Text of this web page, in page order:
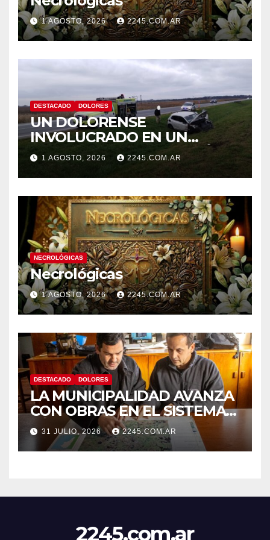
1 AGOSTO, 2026 2245.COM.AR
DESTACADO DOLORES
UN DOLORENSE
INVOLUCRADO EN UN
SINIESTRO QUE TERMINÓ
CON DESPISTE Y VUELCO
1 AGOSTO, 2026 2245.COM.AR
NECROLÓGICAS
Necrológicas
1 AGOSTO, 2026 2245.COM.AR
DESTACADO DOLORES
LA MUNICIPALIDAD AVANZA
CON OBRAS EN EL SISTEMA
HÍDRICO DE DOLORES
31 JULIO, 2026 2245.COM.AR
2245.com.ar